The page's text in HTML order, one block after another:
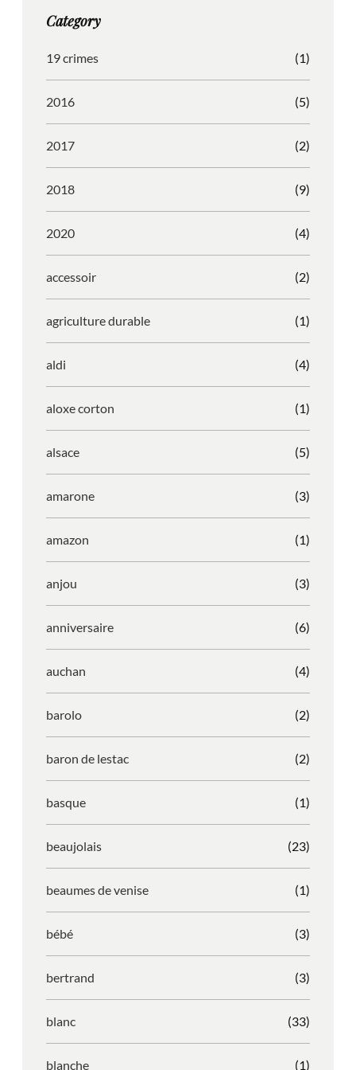
r
m
o
Category
19 crimes (1)
2016 (5)
2017 (2)
2018 (9)
2020 (4)
accessoir (2)
agriculture durable (1)
aldi (4)
aloxe corton (1)
alsace (5)
amarone (3)
amazon (1)
anjou (3)
anniversaire (6)
auchan (4)
barolo (2)
baron de lestac (2)
basque (1)
beaujolais (23)
beaumes de venise (1)
bébé (3)
bertrand (3)
blanc (33)
blanche (1)